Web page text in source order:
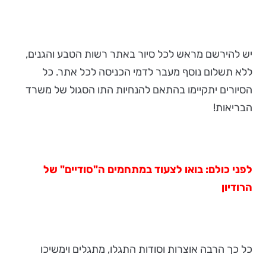
יש להירשם מראש לכל סיור באתר רשות הטבע והגנים,
ללא תשלום נוסף מעבר לדמי הכניסה לכל אתר. כל
הסיורים יתקיימו בהתאם להנחיות התו הסגול של משרד
הבריאות!
לפני כולם: בואו לצעוד במתחמים ה"סודיים" של
הרודיון
כל כך הרבה אוצרות וסודות התגלו, מתגלים וימשיכו